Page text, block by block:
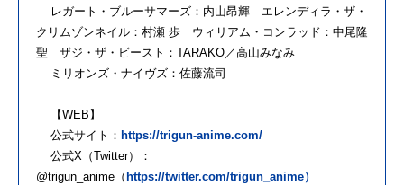
レガート・ブルーサマーズ：内山昂輝 エレンディラ・ザ・
クリムゾンネイル：村瀬 歩 ウィリアム・コンラッド：中尾隆
聖 ザジ・ザ・ビースト：TARAKO／高山みなみ
ミリオンズ・ナイヴズ：佐藤流司
【WEB】
公式サイト： https://trigun-anime.com/
公式X（Twitter）：
@trigun_anime（ https://twitter.com/trigun_anime）